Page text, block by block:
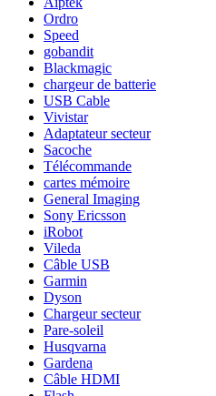
Ordro
Speed
gobandit
Blackmagic
chargeur de batterie
USB Cable
Vivistar
Adaptateur secteur
Sacoche
Télécommande
cartes mémoire
General Imaging
Sony Ericsson
iRobot
Vileda
Câble USB
Garmin
Dyson
Chargeur secteur
Pare-soleil
Husqvarna
Gardena
Câble HDMI